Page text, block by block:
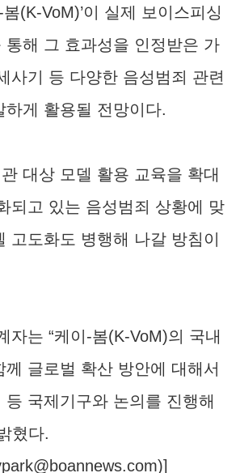
(K-VoM)’이 실제 보이스피싱
통해 그 효과성을 인정받은 가
사기 등 다양한 음성범죄 관련
하게 활용될 전망이다.
대상 모델 활용 교육을 확대
되고 있는 음성범죄 상황에 맞
고도화도 병행해 나갈 방침이
자는 “케이-봄(K-VoM)의 국내
께 글로벌 확산 방안에 대해서
등 국제기구와 논의를 진행해
혔다.
)]